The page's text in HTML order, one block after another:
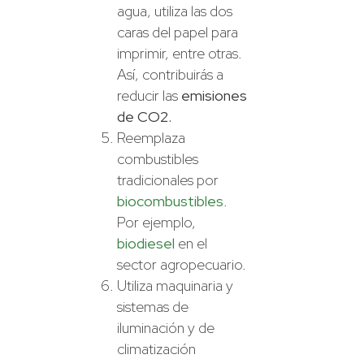
agua, utiliza las dos
caras del papel para
imprimir, entre otras.
Así, contribuirás a
reducir las emisiones
de CO2.
Reemplaza
combustibles
tradicionales por
biocombustibles.
Por ejemplo,
biodiesel en el
sector agropecuario.
Utiliza maquinaria y
sistemas de
iluminación y de
climatización